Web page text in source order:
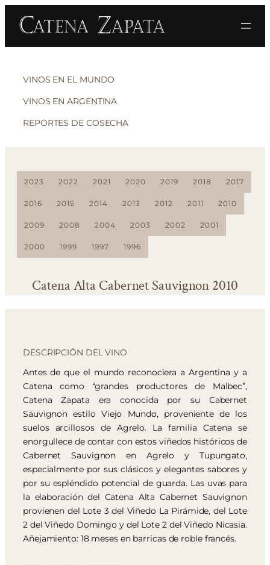
VINOS EN EL MUNDO
VINOS EN ARGENTINA
REPORTES DE COSECHA
2023 2022 2021 2020 2019 2018 2017
2016 2015 2014 2013 2012 2011 2010
2009 2008 2004 2003 2002 2001
2000 1999 1997 1996
Catena Alta Cabernet Sauvignon 2010
DESCRIPCIÓN DEL VINO
Antes de que el mundo reconociera a Argentina y a
Catena como “grandes productores de Malbec”,
Catena Zapata era conocida por su Cabernet
Sauvignon estilo Viejo Mundo, proveniente de los
suelos arcillosos de Agrelo. La familia Catena se
enorgullece de contar con estos viñedos históricos de
Cabernet Sauvignon en Agrelo y Tupungato,
especialmente por sus clásicos y elegantes sabores y
por su espléndido potencial de guarda. Las uvas para
la elaboración del Catena Alta Cabernet Sauvignon
provienen del Lote 3 del Viñedo La Pirámide, del Lote
2 del Viñedo Domingo y del Lote 2 del Viñedo Nicasia.
Añejamiento: 18 meses en barricas de roble francés.